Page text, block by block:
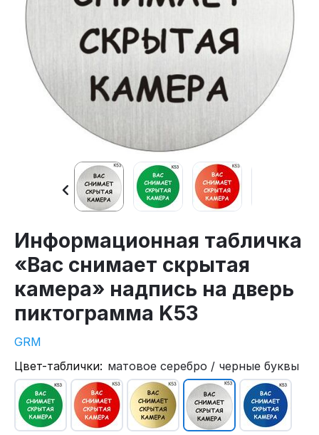
Информационная табличка
«Вас снимает скрытая
камера» надпись на дверь
пиктограмма K53
GRM
Цвет-таблички: матовое серебро / черные буквы